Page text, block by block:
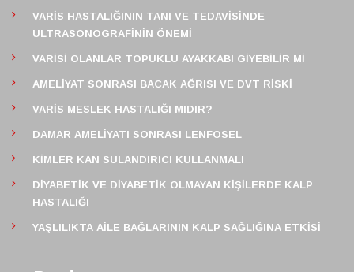
VARIS HASTALIĞININ TANI VE TEDAVISINDE
ULTRASONOGRAFININ ÖNEMI
VARISI OLANLAR TOPUKLU AYAKKABI GIYEBILIR MI
AMELIYAT SONRASI BACAK AĞRISI VE DVT RISKI
VARIS MESLEK HASTALIĞI MIDIR?
DAMAR AMELIYATI SONRASI LENFOSEL
KIMLER KAN SULANDIRICI KULLANMALI
DIYABETIK VE DIYABETIK OLMAYAN KIŞILERDE KALP
HASTALIĞI
YAŞLILIKTA AILE BAĞLARININ KALP SAĞLIĞINA ETKISI